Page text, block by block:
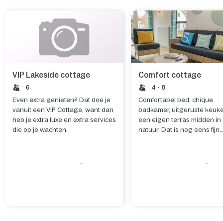
kust en de nabijgelegen historische steden.
VIP Lakeside cottage
6
Even extra genieten? Dat doe je
vanuit een VIP Cottage, want dan
heb je extra luxe en extra services
die op je wachten.
Comfort cottage
4 - 8
Comfortabel bed, chique
badkamer, uitgeruste
een eigen terras midden in
natuur. Dat is nog eens fijn